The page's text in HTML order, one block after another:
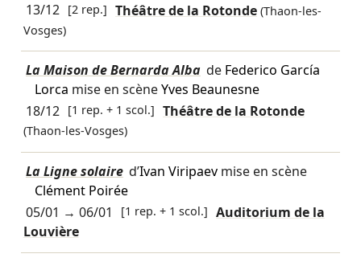
13/12 [2 rep.] Théâtre de la Rotonde (Thaon-les-
Vosges)
La Maison de Bernarda Alba de Federico García
Lorca mise en scèneYves Beaunesne
18/12 [1 rep. + 1 scol.] Théâtre de la Rotonde
(Thaon-les-Vosges)
La Ligne solaire d’Ivan Viripaevmise en scène
Clément Poirée
05/01 → 06/01 [1 rep. + 1 scol.] Auditorium de la
Louvière